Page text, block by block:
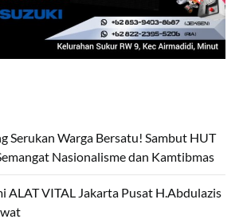
Serukan Warga Bersatu! Sambut HUT
Nasionalisme dan Kamtibmas
ALAT VITAL Jakarta Pusat H.Abdulazis